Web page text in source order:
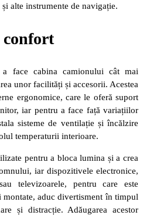
alte instrumente de navigație.
face cabina camionului cât mai
unor facilități și accesorii. Acestea
ergonomice, care le oferă suport
iar pentru a face față variațiilor
sisteme de ventilație și încălzire
temperaturii interioare.
pentru a bloca lumina și a crea
iar dispozitivele electronice,
televizoarele, pentru care este
montate, aduc divertisment în timpul
și distracție. Adăugarea acestor